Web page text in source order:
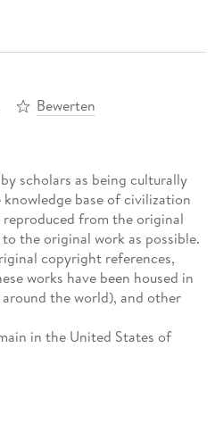
Bewerten
scholars as being culturally
base of civilization
reproduced from the original
the original work as possible.
copyright references,
works have been housed in
the world), and other
in the United States of